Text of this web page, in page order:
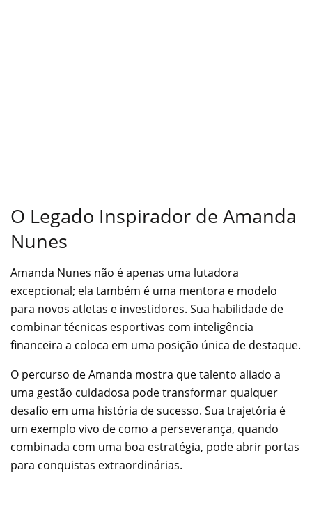
O Legado Inspirador de Amanda
Nunes
Amanda Nunes não é apenas uma lutadora
excepcional; ela também é uma mentora e modelo
para novos atletas e investidores. Sua habilidade de
combinar técnicas esportivas com inteligência
financeira a coloca em uma posição única de destaque.
O percurso de Amanda mostra que talento aliado a
uma gestão cuidadosa pode transformar qualquer
desafio em uma história de sucesso. Sua trajetória é
um exemplo vivo de como a perseverança, quando
combinada com uma boa estratégia, pode abrir portas
para conquistas extraordinárias.